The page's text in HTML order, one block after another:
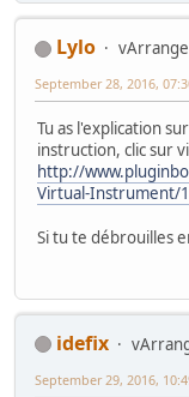
Lylo
September 28, 2016,
Tu as l'explication
instruction, clic sur
http://
Virtual-Instrument/
Si tu te débrouilles
idefix
September 29, 2016,